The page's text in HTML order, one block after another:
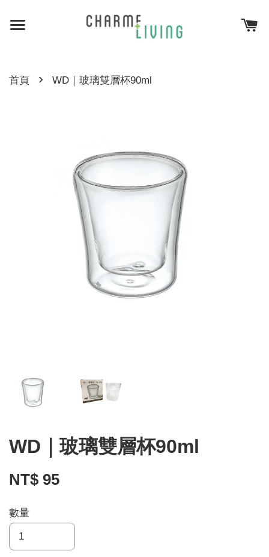
首頁 › WD｜玻璃雙層杯90ml
WD｜玻璃雙層杯90ml
NT$ 95
數量